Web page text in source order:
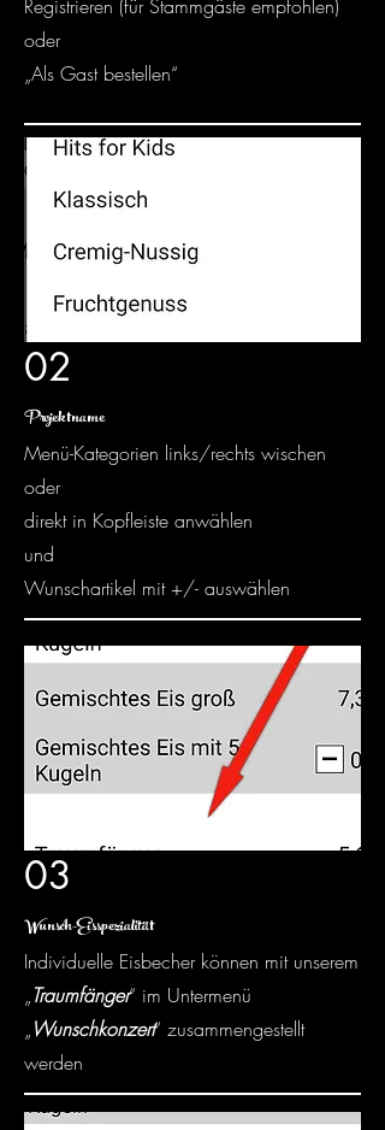
Registrieren (für Stammgäste empfohlen)
oder
„Als Gast bestellen“
02
Projektname
Menü-Kategorien links/rechts wischen
oder
direkt in Kopfleiste anwählen
und
Wunschartikel mit +/- auswählen
03
Wunsch-Eisspezialität
Individuelle Eisbecher können mit unserem
„Traumfänger“ im Untermenü
„Wunschkonzert“ zusammengestellt
werden